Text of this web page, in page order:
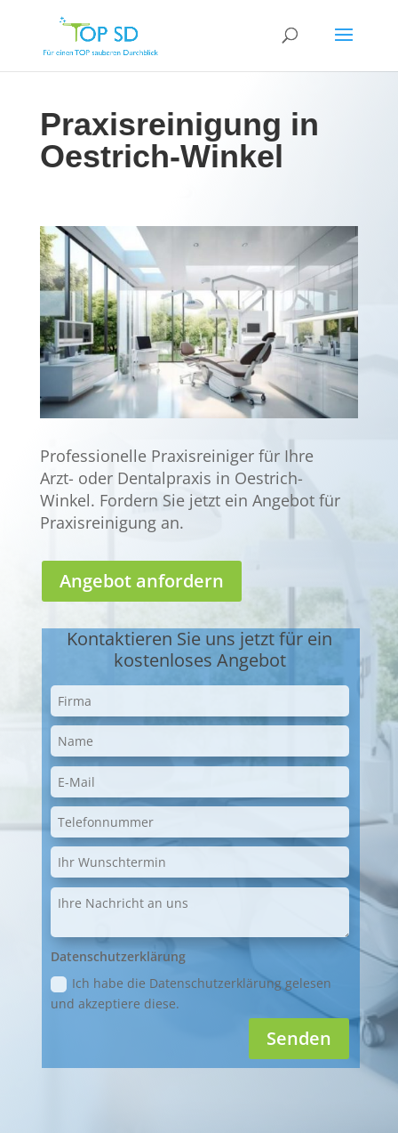
Praxisreinigung in
Oestrich-Winkel
Professionelle Praxisreiniger für Ihre
Arzt- oder Dentalpraxis in Oestrich-
Winkel. Fordern Sie jetzt ein Angebot für
Praxisreinigung an.
Angebot anfordern
Kontaktieren Sie uns jetzt für ein
kostenloses Angebot
Datenschutzerklärung
Ich habe die Datenschutzerklärung gelesen
und akzeptiere diese.
Senden